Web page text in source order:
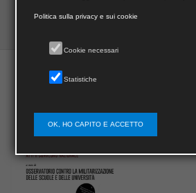
Politica sulla privacy e sui cookie
Cookie necessari
Statistiche
OK, HO CAPITO E ACCETTO